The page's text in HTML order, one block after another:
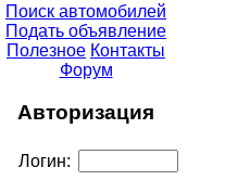
Поиск автомобилей
Подать объявление
Полезное Контакты
Форум
Авторизация
Логин: